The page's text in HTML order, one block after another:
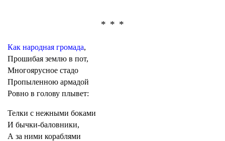
* * *
Как народная громада,
Прошибая землю в пот,
Многоярусное стадо
Пропыленною армадой
Ровно в голову плывет:
Телки с нежными боками
И бычки-баловники,
А за ними кораблями